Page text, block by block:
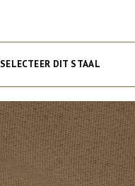
SELECTEER DIT STAAL